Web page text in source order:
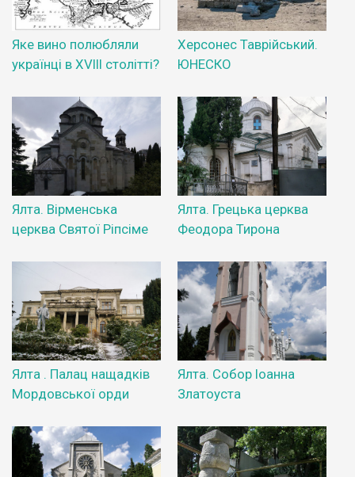
Яке вино полюбляли
українці в XVIII столітті?
Херсонес Таврійський.
ЮНЕСКО
Ялта. Вірменська
церква Святої Ріпсіме
Ялта. Грецька церква
Феодора Тирона
Ялта . Палац нащадків
Мордовської орди
Ялта. Собор Іоанна
Златоуста